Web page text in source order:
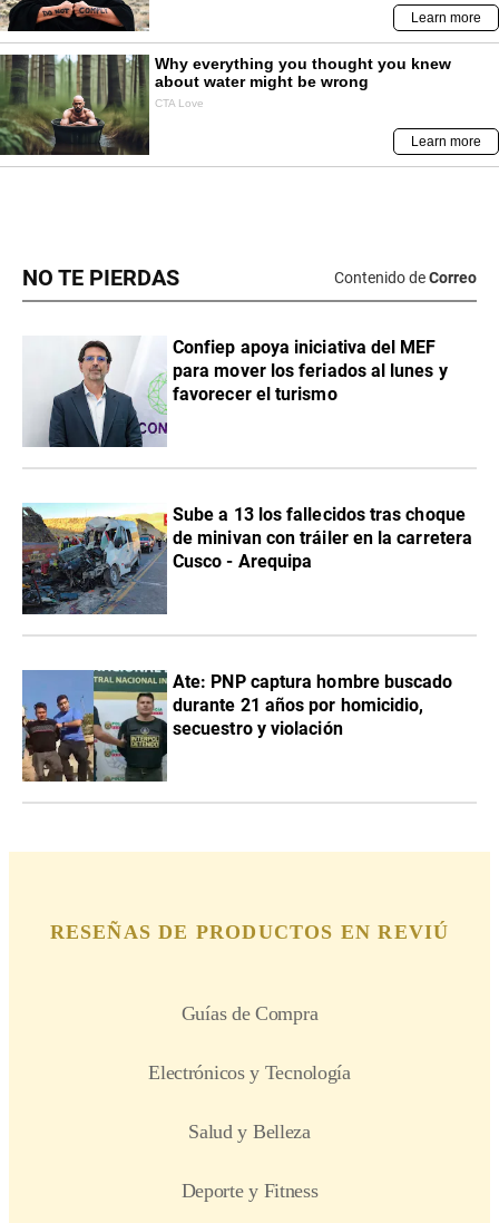
NO TE PIERDAS Contenido deCorreo
Confiep apoya iniciativa del MEF
para mover los feriados al lunes y
favorecer el turismo
Sube a 13 los fallecidos tras choque
de minivan con tráiler en la carretera
Cusco - Arequipa
Ate: PNP captura hombre buscado
durante 21 años por homicidio,
secuestro y violación